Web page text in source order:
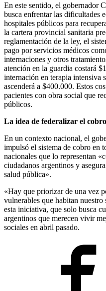
En este sentido, el gobernador
busca enfrentar las dificultades
hospitales públicos para
la cartera provincial sanitaria
reglamentación de la ley, el
pago por servicios médicos
internaciones y otros
atención en la guardia costará
internación en terapia intensiva
ascenderá a $400.000. Estos
pacientes con obra social que
públicos.
La idea de federalizar el
En un contexto nacional, el
impulsó el sistema de cobro en
nacionales que lo representan
ciudadanos argentinos y
salud pública».
«Hay que priorizar de una vez
vulnerables que habitan
esta iniciativa, que solo busca
argentinos que merecen vivir
sociales en abril pasado.